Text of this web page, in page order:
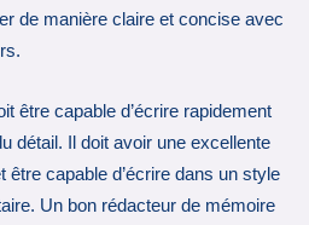
de manière claire et concise avec
être capable d’écrire rapidement
détail. Il doit avoir une excellente
capable d’écrire dans un style
Un bon rédacteur de mémoire